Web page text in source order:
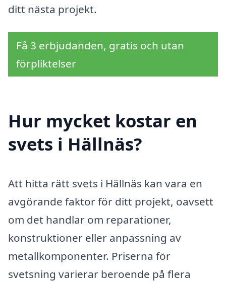
ditt nästa projekt.
Få 3 erbjudanden, gratis och utan
förpliktelser
Hur mycket kostar en
svets i Hällnäs?
Att hitta rätt svets i Hällnäs kan vara en
avgörande faktor för ditt projekt, oavsett
om det handlar om reparationer,
konstruktioner eller anpassning av
metallkomponenter. Priserna för
svetsning varierar beroende på flera